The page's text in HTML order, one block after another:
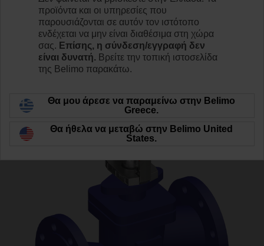
Learn more
Back to product category
προϊόντα και οι υπηρεσίες που
παρουσιάζονται σε αυτόν τον ιστότοπο
ενδέχεται να μην είναι διαθέσιμα στη χώρα
σας. Επίσης, η σύνδεση/εγγραφή δεν
είναι δυνατή. Βρείτε την τοπική ιστοσελίδα
της Belimo παρακάτω.
Θα μου άρεσε να παραμείνω στην Belimo
Greece.
Θα ήθελα να μεταβώ στην Belimo United
States.